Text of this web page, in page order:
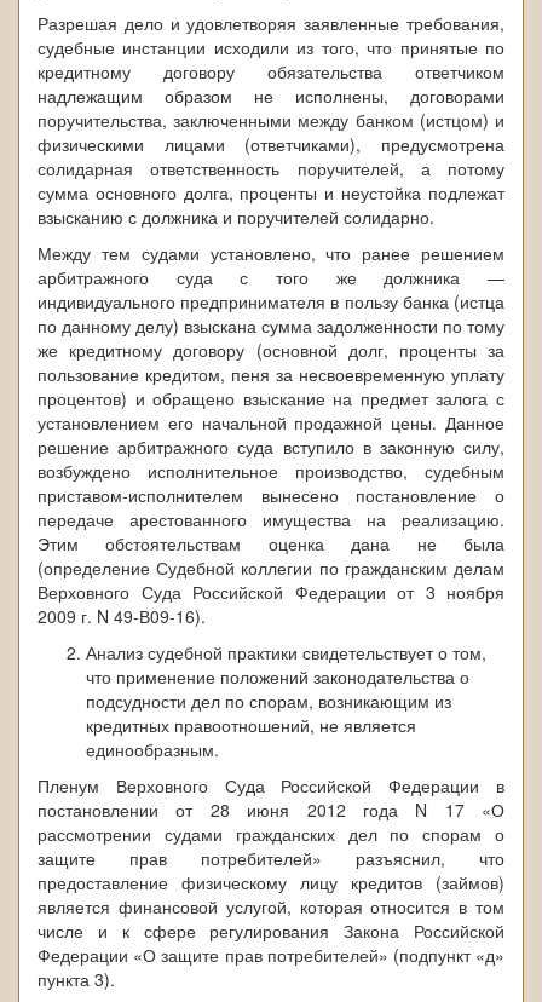
Разрешая дело и удовлетворяя заявленные требования,
судебные инстанции исходили из того, что принятые по
кредитному договору обязательства ответчиком
надлежащим образом не исполнены, договорами
поручительства, заключенными между банком (истцом) и
физическими лицами (ответчиками), предусмотрена
солидарная ответственность поручителей, а потому
сумма основного долга, проценты и неустойка подлежат
взысканию с должника и поручителей солидарно.
Между тем судами установлено, что ранее решением
арбитражного суда с того же должника —
индивидуального предпринимателя в пользу банка (истца
по данному делу) взыскана сумма задолженности по тому
же кредитному договору (основной долг, проценты за
пользование кредитом, пеня за несвоевременную уплату
процентов) и обращено взыскание на предмет залога с
установлением его начальной продажной цены. Данное
решение арбитражного суда вступило в законную силу,
возбуждено исполнительное производство, судебным
приставом-исполнителем вынесено постановление о
передаче арестованного имущества на реализацию.
Этим обстоятельствам оценка дана не была
(определение Судебной коллегии по гражданским делам
Верховного Суда Российской Федерации от 3 ноября
2009 г. N 49-В09-16).
Анализ судебной практики свидетельствует о том,
что применение положений законодательства о
подсудности дел по спорам, возникающим из
кредитных правоотношений, не является
единообразным.
Пленум Верховного Суда Российской Федерации в
постановлении от 28 июня 2012 года N 17 «О
рассмотрении судами гражданских дел по спорам о
защите прав потребителей» разъяснил, что
предоставление физическому лицу кредитов (займов)
является финансовой услугой, которая относится в том
числе и к сфере регулирования Закона Российской
Федерации «О защите прав потребителей» (подпункт «д»
пункта 3).